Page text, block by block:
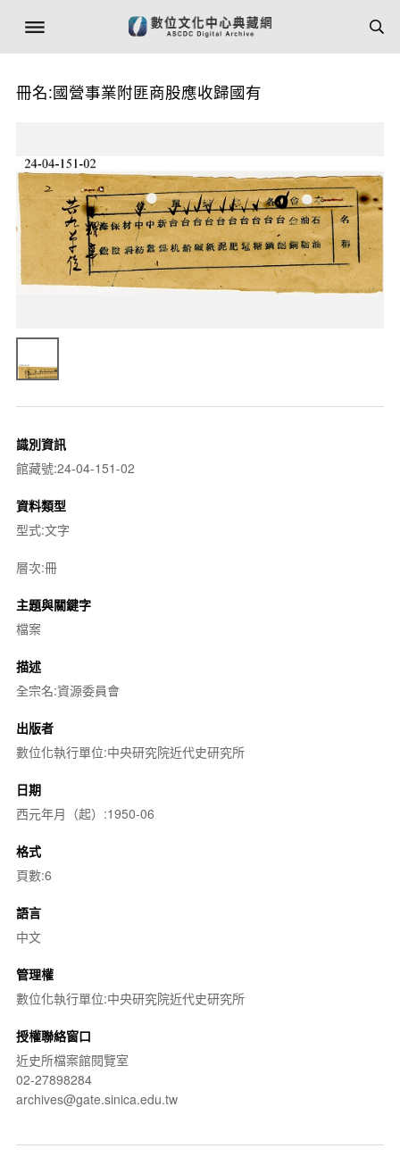
冊名:國營事業附匪商股應收歸國有
識別資訊
館藏號:24-04-151-02
資料類型
型式:文字
層次:冊
主題與關鍵字
檔案
描述
全宗名:資源委員會
出版者
數位化執行單位:中央研究院近代史研究所
日期
西元年月（起）:1950-06
格式
頁數:6
語言
中文
管理權
數位化執行單位:中央研究院近代史研究所
授權聯絡窗口
近史所檔案館閱覽室
02-27898284
archives@gate.sinica.edu.tw